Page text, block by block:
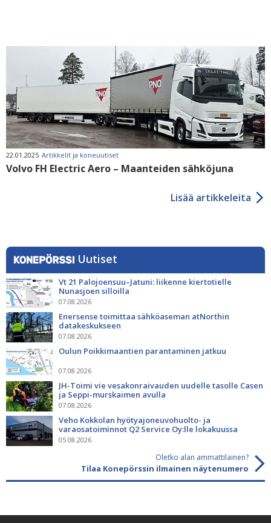
22.01.2025 Artikkelit ja koneuutiset
Volvo FH Electric Aero – Maanteiden sähköjuna
Lisää artikkeleita
Uutiset
Vt 21 Palojoensuu–Jatuni: liikenne kiertotielle
Nunasjoen silloilla
07.08.2026
Enersense toimittaa sähköaseman atNorthin
datakeskukseen
07.08.2026
Oulun Poikkimaantien parantaminen jatkuu
07.08.2026
JH-Toimi vie vesakonraivauden uudelle tasolle Casen
ja Seppi-murskaimen avulla
07.08.2026
Veho Kokkolan hyötyajoneuvohuolto- ja
varaosatoiminnot Q2 Service Oy:lle lokakuussa
05.08.2026
Oletko alan ammattilainen?
Tilaa Konepörssin ilmainen näytenumero